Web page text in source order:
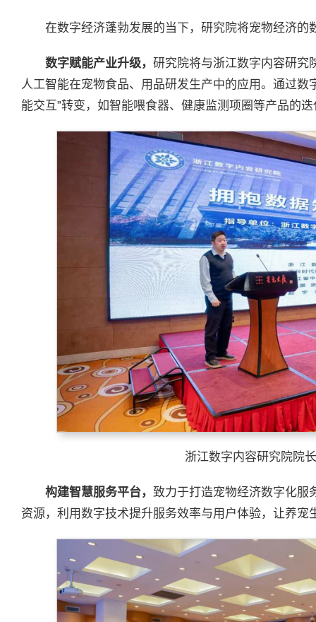
在数字经济蓬勃发展的当下，研究院将宠物经济
数字赋能产业升级， 研究院将与浙江数字内容研究
人工智能在宠物食品、用品研发生产中的应用。通过数
能交互”转变，如智能喂食器、健康监测项圈等产品的
浙江数字内容研究院院
构建智慧服务平台， 致力于打造宠物经济数字化服
资源，利用数字技术提升服务效率与用户体验，让养宠